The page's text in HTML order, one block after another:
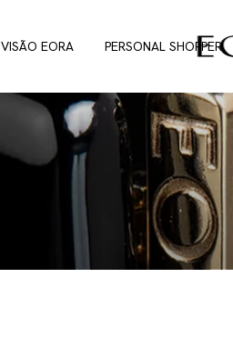
VISÃO EORA PERSONAL SHOPPER